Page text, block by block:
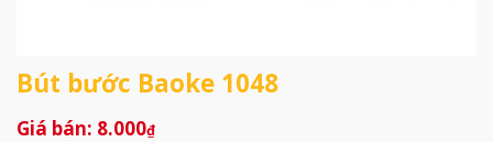
Bút bước Baoke 1048
8.000₫